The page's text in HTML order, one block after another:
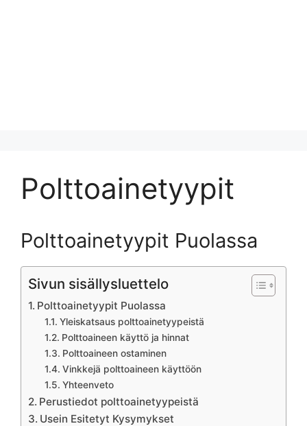
Polttoainetyypit
Polttoainetyypit Puolassa
Sivun sisällysluettelo
Polttoainetyypit Puolassa
Yleiskatsaus polttoainetyypeistä
Polttoaineen käyttö ja hinnat
Polttoaineen ostaminen
Vinkkejä polttoaineen käyttöön
Yhteenveto
Perustiedot polttoainetyypeistä
Usein Esitetyt Kysymykset